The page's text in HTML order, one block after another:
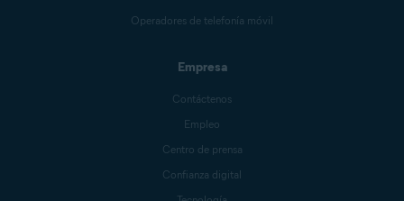
Operadores de telefonía móvil
Empresa
Contáctenos
Empleo
Centro de prensa
Confianza digital